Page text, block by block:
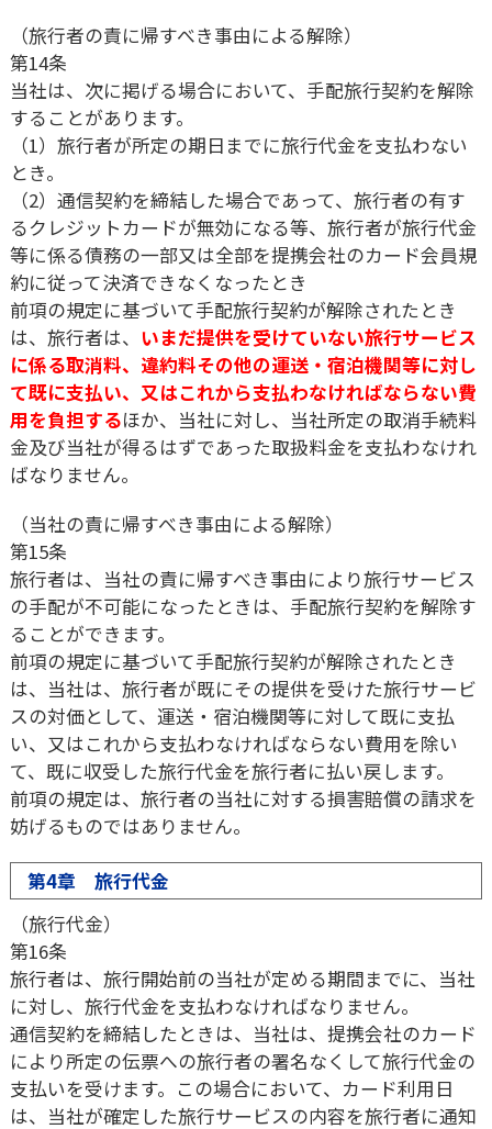
（旅行者の責に帰すべき事由による解除）
第14条
当社は、次に掲げる場合において、手配旅行契約を解除
することがあります。
（1）旅行者が所定の期日までに旅行代金を支払わない
とき。
（2）通信契約を締結した場合であって、旅行者の有す
るクレジットカードが無効になる等、旅行者が旅行代金
等に係る債務の一部又は全部を提携会社のカード会員規
約に従って決済できなくなったとき
前項の規定に基づいて手配旅行契約が解除されたとき
は、旅行者は、 いまだ提供を受けていない旅行サービス
に係る取消料、違約料その他の運送・宿泊機関等に対し
て既に支払い、又はこれから支払わなければならない費
用を負担するほか、当社に対し、当社所定の取消手続料
金及び当社が得るはずであった取扱料金を支払わなけれ
ばなりません。
（当社の責に帰すべき事由による解除）
第15条
旅行者は、当社の責に帰すべき事由により旅行サービス
の手配が不可能になったときは、手配旅行契約を解除す
ることができます。
前項の規定に基づいて手配旅行契約が解除されたとき
は、当社は、旅行者が既にその提供を受けた旅行サービ
スの対価として、運送・宿泊機関等に対して既に支払
い、又はこれから支払わなければならない費用を除い
て、既に収受した旅行代金を旅行者に払い戻します。
前項の規定は、旅行者の当社に対する損害賠償の請求を
妨げるものではありません。
第4章 旅行代金
（旅行代金）
第16条
旅行者は、旅行開始前の当社が定める期間までに、当社
に対し、旅行代金を支払わなければなりません。
通信契約を締結したときは、当社は、提携会社のカード
により所定の伝票への旅行者の署名なくして旅行代金の
支払いを受けます。この場合において、カード利用日
は、当社が確定した旅行サービスの内容を旅行者に通知